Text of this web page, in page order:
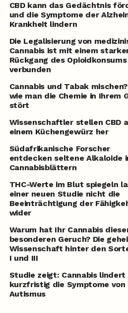
CBD kann das Gedächtnis
und die Symptome der
Krankheit lindern
Die Legalisierung von
Cannabis ist mit einem
Rückgang des Opioidkonsums
verbunden
Cannabis und Tabak
wie man die Chemie in Ihrem
stört
Wissenschaftler stellen CBD
einem Küchengewürz her
Südafrikanische Forscher
entdecken seltene Alkaloide
Cannabisblättern
THC-Werte im Blut spiegeln
einer neuen Studie nicht die
Beeinträchtigung der
wider
Warum hat Ihr Cannabis
besonderen Geruch? Die
Wissenschaft hinter den
I und III
Studie zeigt: Cannabis lindert
kurzfristig die Symptome von
Autismus